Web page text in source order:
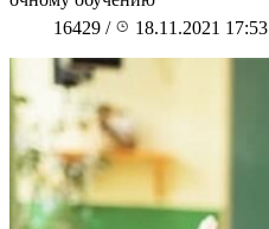
16429 / 18.11.2021 17:53